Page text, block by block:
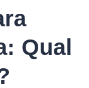
Qual